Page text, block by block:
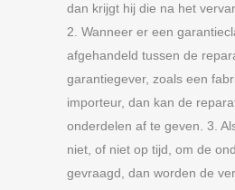
dan krijgt hij die na het
2. Wanneer er een
afgehandeld tussen de
garantiegever, zoals een
importeur, dan kan de
onderdelen af te geven. 3.
niet, of niet op tijd, om de
gevraagd, dan worden de